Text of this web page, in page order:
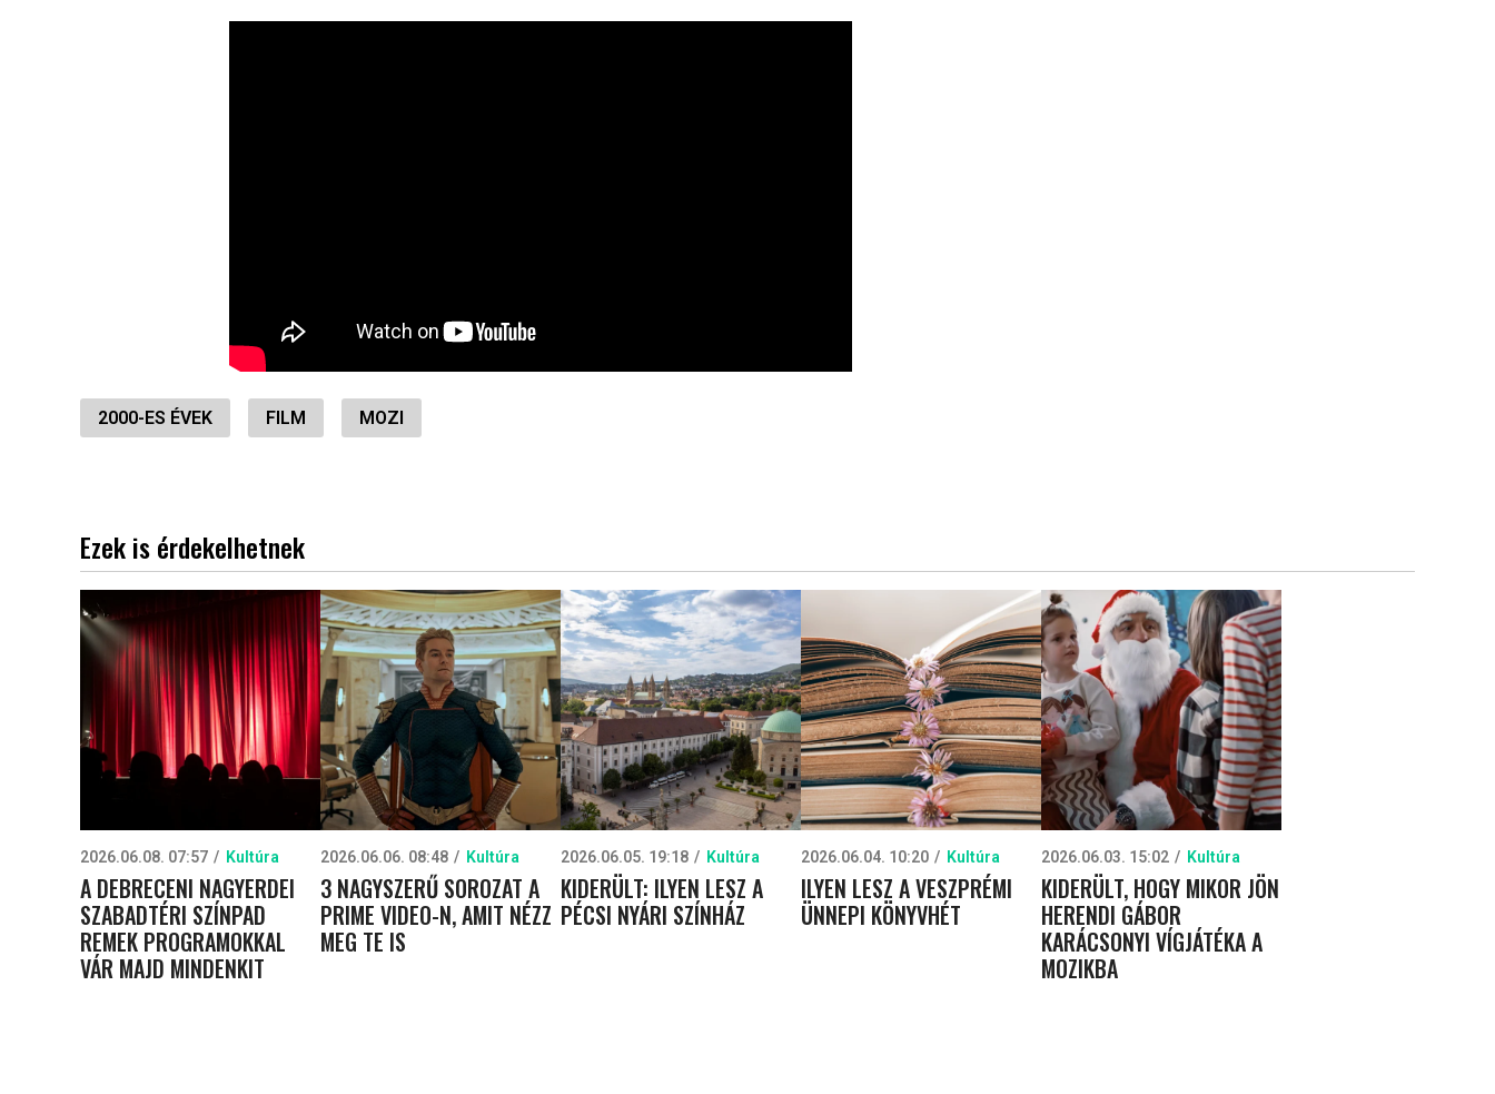
2000-ES ÉVEK FILM MOZI
Ezek is érdekelhetnek
2026.06.08. 07:57 Kultúra
A DEBRECENI NAGYERDEI
SZABADTÉRI SZÍNPAD
REMEK PROGRAMOKKAL
VÁR MAJD MINDENKIT
2026.06.06. 08:48 Kultúra
3 NAGYSZERŰ SOROZAT A
PRIME VIDEO-N, AMIT NÉZZ
MEG TE IS
2026.06.05. 19:18 Kultúra
KIDERÜLT: ILYEN LESZ A
PÉCSI NYÁRI SZÍNHÁZ
2026.06.04. 10:20 Kultúra
ILYEN LESZ A VESZPRÉMI
ÜNNEPI KÖNYVHÉT
2026.06.03. 15:02 Kultúra
KIDERÜLT, HOGY MIKOR JÖN
HERENDI GÁBOR
KARÁCSONYI VÍGJÁTÉKA A
MOZIKBA